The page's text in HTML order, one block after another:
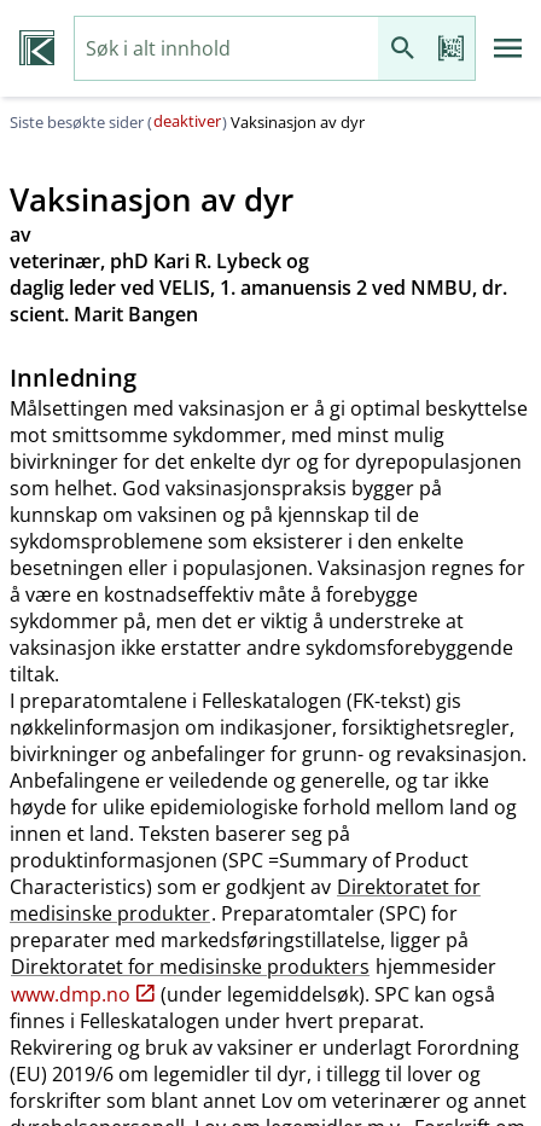
Siste besøkte sider (deaktiver)Vaksinasjon av dyr
Vaksinasjon av dyr
av
veterinær, phD Kari R. Lybeck og
daglig leder ved VELIS, 1. amanuensis 2 ved NMBU, dr.
scient. Marit Bangen
Innledning
Målsettingen med vaksinasjon er å gi optimal beskyttelse
mot smittsomme sykdommer, med minst mulig
bivirkninger for det enkelte dyr og for dyrepopulasjonen
som helhet. God vaksinasjonspraksis bygger på
kunnskap om vaksinen og på kjennskap til de
sykdomsproblemene som eksisterer i den enkelte
besetningen eller i populasjonen. Vaksinasjon regnes for
å være en kostnadseffektiv måte å forebygge
sykdommer på, men det er viktig å understreke at
vaksinasjon ikke erstatter andre sykdomsforebyggende
tiltak.
I preparatomtalene i Felleskatalogen (FK-tekst) gis
nøkkelinformasjon om indikasjoner, forsiktighetsregler,
bivirkninger og anbefalinger for grunn- og revaksinasjon.
Anbefalingene er veiledende og generelle, og tar ikke
høyde for ulike epidemiologiske forhold mellom land og
innen et land. Teksten baserer seg på
produktinformasjonen (SPC =Summary of Product
Characteristics) som er godkjent av Direktoratet for
medisinske produkter. Preparatomtaler (SPC) for
preparater med markedsføringstillatelse, ligger på
Direktoratet for medisinske produkters hjemmesider
www.dmp.no
(under legemiddelsøk). SPC kan også
finnes i Felleskatalogen under hvert preparat.
Rekvirering og bruk av vaksiner er underlagt Forordning
(EU) 2019/6 om legemidler til dyr, i tillegg til lover og
forskrifter som blant annet Lov om veterinærer og annet